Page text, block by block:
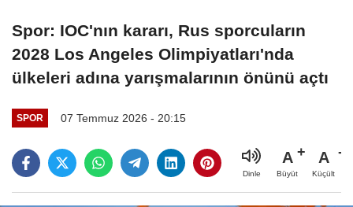
Spor: IOC'nın kararı, Rus sporcuların
2028 Los Angeles Olimpiyatları'nda
ülkeleri adına yarışmalarının önünü açtı
SPOR 07 Temmuz 2026 - 20:15
Dinle
A
Büyüt
A
Küçült